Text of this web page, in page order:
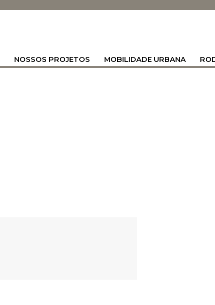
NOSSOS PROJETOS MOBILIDADE URBANA